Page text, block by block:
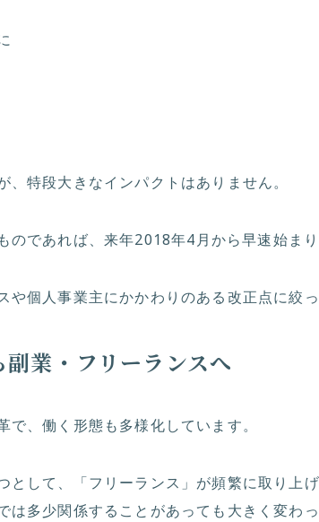
、特段大きなインパクトはありません。
のであれば、来年2018年4月から早速始まり
や個人事業主にかかわりのある改正点に絞っ
業・フリーランスへ
で、働く形態も多様化しています。
として、「フリーランス」が頻繁に取り上げ
は多少関係することがあっても大きく変わ